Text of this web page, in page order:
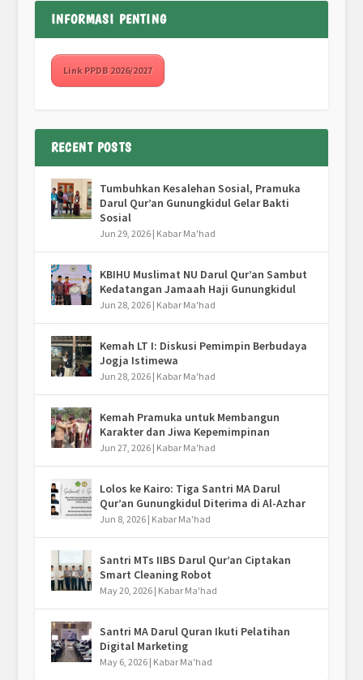
INFORMASI PENTING
Link PPDB 2026/2027
RECENT POSTS
Tumbuhkan Kesalehan Sosial, Pramuka
Darul Qur’an Gunungkidul Gelar Bakti
Sosial
Jun 29, 2026| Kabar Ma'had
KBIHU Muslimat NU Darul Qur’an Sambut
Kedatangan Jamaah Haji Gunungkidul
Jun 28, 2026| Kabar Ma'had
Kemah LT I: Diskusi Pemimpin Berbudaya
Jogja Istimewa
Jun 28, 2026| Kabar Ma'had
Kemah Pramuka untuk Membangun
Karakter dan Jiwa Kepemimpinan
Jun 27, 2026| Kabar Ma'had
Lolos ke Kairo: Tiga Santri MA Darul
Qur’an Gunungkidul Diterima di Al-Azhar
Jun 8, 2026| Kabar Ma'had
Santri MTs IIBS Darul Qur’an Ciptakan
Smart Cleaning Robot
May 20, 2026| Kabar Ma'had
Santri MA Darul Quran Ikuti Pelatihan
Digital Marketing
May 6, 2026| Kabar Ma'had